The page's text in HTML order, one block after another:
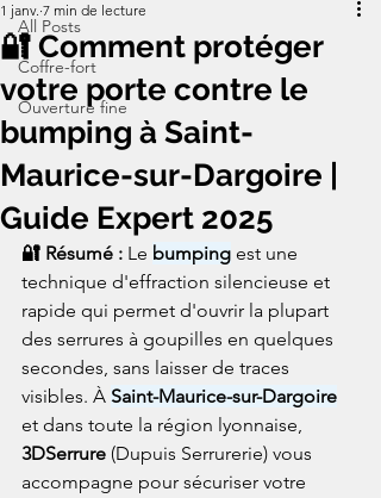
All Posts
Coffre-fort
Ouverture fine
🔐 Comment protéger
votre porte contre le
bumping à Saint-
Maurice-sur-Dargoire |
Guide Expert 2025
1 janv. 7 min de lecture
🔐 Résumé : Le bumping est une
technique d'effraction silencieuse et
rapide qui permet d'ouvrir la plupart
des serrures à goupilles en quelques
secondes, sans laisser de traces
visibles. À Saint-Maurice-sur-Dargoire
et dans toute la région lyonnaise,
3DSerrure (Dupuis Serrurerie) vous
accompagne pour sécuriser votre